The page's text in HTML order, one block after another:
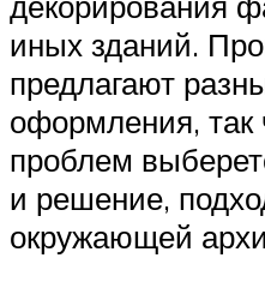
иных зданий.
предлагают
оформления, так
проблем
и решение,
окружающей